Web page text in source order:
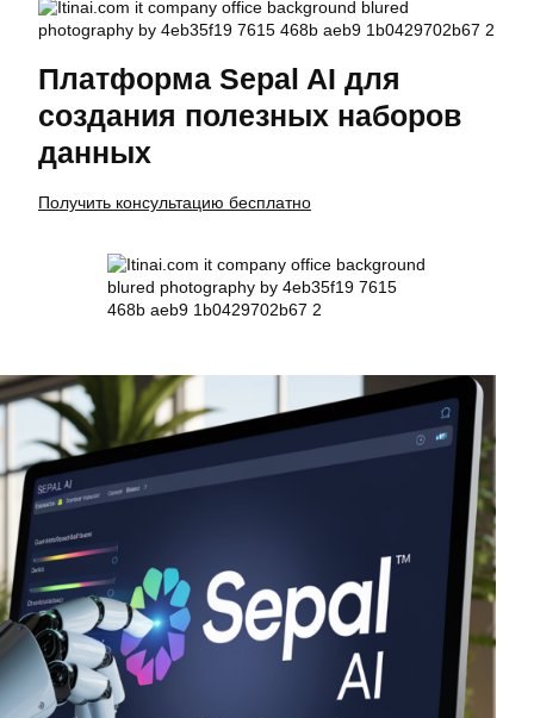
Платформа Sepal AI для
создания полезных наборов
данных
Получить консультацию бесплатно